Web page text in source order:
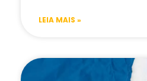
LEIA MAIS »